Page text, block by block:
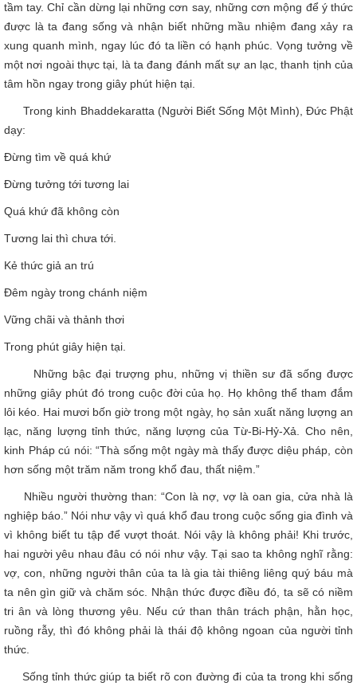
tầm tay. Chỉ cần dừng lại những cơn say, những cơn mộng để ý thức
được là ta đang sống và nhận biết những mầu nhiệm đang xảy ra
xung quanh mình, ngay lúc đó ta liền có hạnh phúc. Vọng tưởng về
một nơi ngoài thực tại, là ta đang đánh mất sự an lạc, thanh tịnh của
tâm hồn ngay trong giây phút hiện tại.
Trong kinh Bhaddekaratta (Người Biết Sống Một Mình), Đức Phật
dạy:
Đừng tìm về quá khứ
Đừng tưởng tới tương lai
Quá khứ đã không còn
Tương lai thì chưa tới.
Kẻ thức giả an trú
Đêm ngày trong chánh niệm
Vững chãi và thảnh thơi
Trong phút giây hiện tại.
Những bậc đại trượng phu, những vị thiền sư đã sống được
những giây phút đó trong cuộc đời của họ. Họ không thể tham đắm
lôi kéo. Hai mươi bốn giờ trong một ngày, họ sản xuất năng lượng an
lạc, năng lượng tỉnh thức, năng lượng của Từ-Bi-Hỷ-Xả. Cho nên,
kinh Pháp cú nói: “Thà sống một ngày mà thấy được diệu pháp, còn
hơn sống một trăm năm trong khổ đau, thất niệm.”
Nhiều người thường than: “Con là nợ, vợ là oan gia, cửa nhà là
nghiệp báo.” Nói như vậy vì quá khổ đau trong cuộc sống gia đình và
vì không biết tu tập để vượt thoát. Nói vậy là không phải! Khi trước,
hai người yêu nhau đâu có nói như vậy. Tại sao ta không nghĩ rằng:
vợ, con, những người thân của ta là gia tài thiêng liêng quý báu mà
ta nên gìn giữ và chăm sóc. Nhận thức được điều đó, ta sẽ có niềm
tri ân và lòng thương yêu. Nếu cứ than thân trách phận, hằn học,
ruồng rẫy, thì đó không phải là thái độ không ngoan của người tỉnh
thức.
Sống tỉnh thức giúp ta biết rõ con đường đi của ta trong khi sống